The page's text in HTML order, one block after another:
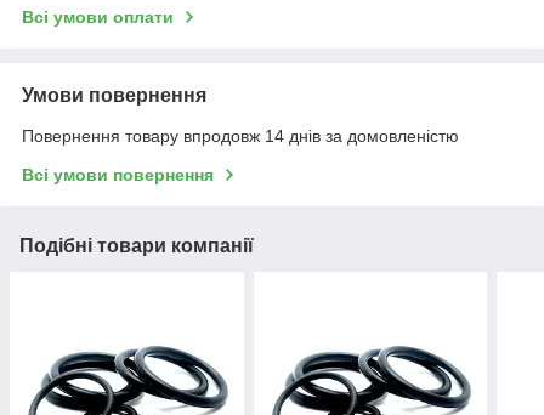
Всі умови оплати
Умови повернення
Повернення товару впродовж 14 днів за домовленістю
Всі умови повернення
Подібні товари компанії